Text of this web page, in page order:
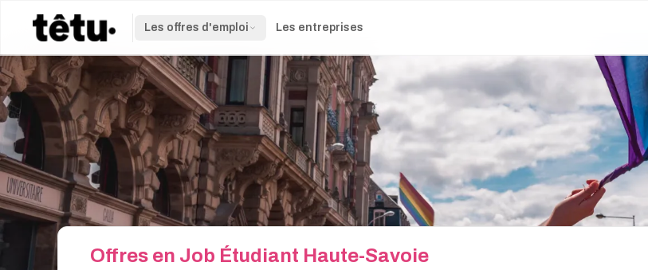
Les offres d'emploi Les entreprises
Offres en Job Étudiant Haute-Savoie